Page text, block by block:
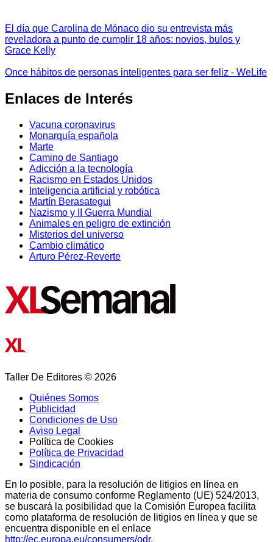
El día que Carolina de Mónaco dio su entrevista más
reveladora a punto de cumplir 18 años: novios, bulos y
Grace Kelly
Once hábitos de personas inteligentes para ser feliz - WeLife
Enlaces de Interés
Vacuna coronavirus
Monarquía española
Marte
Camino de Santiago
Adicción a la tecnología
Racismo en Estados Unidos
Inteligencia artificial y robótica
Martín Berasategui
Nazismo y II Guerra Mundial
Animales en peligro de extinción
Misterios del universo
Cambio climático
Arturo Pérez-Reverte
Taller De Editores © 2026
Quiénes Somos
Publicidad
Condiciones de Uso
Aviso Legal
Política de Cookies
Política de Privacidad
Sindicación
En lo posible, para la resolución de litigios en línea en
materia de consumo conforme Reglamento (UE) 524/2013,
se buscará la posibilidad que la Comisión Europea facilita
como plataforma de resolución de litigios en línea y que se
encuentra disponible en el enlace
http://ec.europa.eu/consumers/odr.